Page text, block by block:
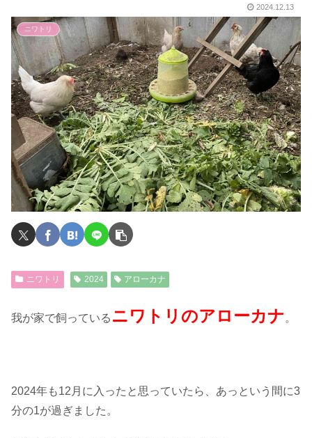
2024.12.13
ニワトリ
ニワトリ 2024 アローカナ
我が家で飼っている ニワトリのアローカナ 。
2024年も12月に入ったと思っていたら、あっという間に3
分の1が過ぎました。